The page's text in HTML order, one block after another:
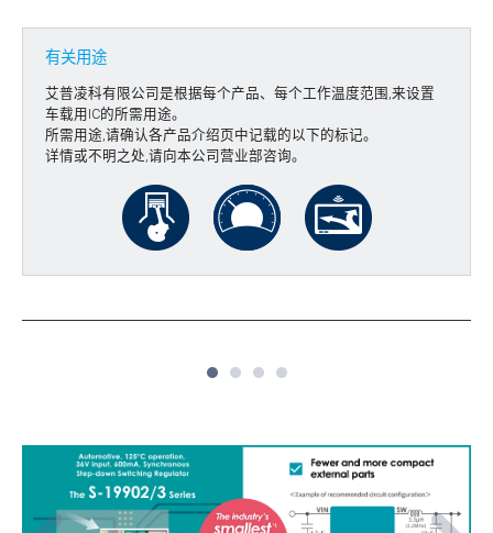
有关用途
艾普凌科有限公司是根据每个产品、每个工作温度范围,来设置
车载用IC的所需用途。
所需用途,请确认各产品介绍页中记载的以下的标记。
详情或不明之处,请向本公司营业部咨询。